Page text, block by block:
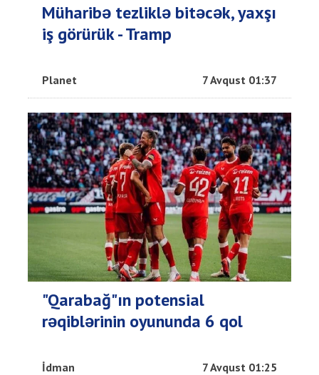
Müharibə tezliklə bitəcək, yaxşı
iş görürük - Tramp
Planet 7 Avqust 01:37
"Qarabağ"ın potensial
rəqiblərinin oyununda 6 qol
İdman 7 Avqust 01:25